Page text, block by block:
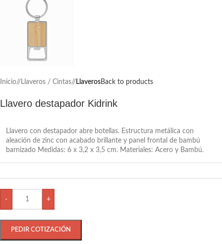
Inicio/ Llaveros / Cintas/ LlaverosBack to products
Llavero destapador Kidrink
Llavero con destapador abre botellas. Estructura metálica con
aleación de zinc con acabado brillante y panel frontal de bambú
barnizado Medidas: 6 x 3,2 x 3,5 cm. Materiales: Acero y Bambú.
- +
PEDIR COTIZACIÓN